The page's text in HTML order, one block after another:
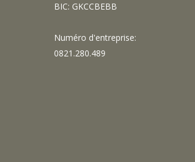
BIC: GKCCBEBB
Numéro d'entreprise:
0821.280.489